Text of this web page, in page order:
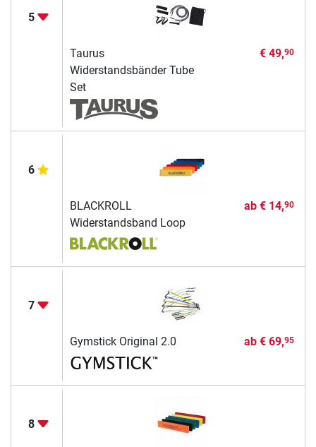
5
Taurus
Widerstandsbänder Tube
Set
€ 49,90
6
BLACKROLL
Widerstandsband Loop
ab € 14,90
7
Gymstick Original 2.0 ab € 69,95
8